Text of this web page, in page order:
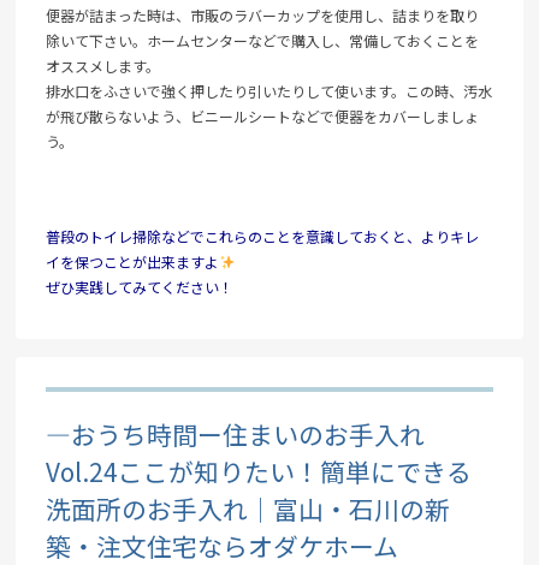
便器が詰まった時は、市販のラバーカップを使用し、詰まりを取り
除いて下さい。ホームセンターなどで購入し、常備しておくことを
オススメします。
排水口をふさいで強く押したり引いたりして使います。この時、汚水
が飛び散らないよう、ビニールシートなどで便器をカバーしましょ
う。
普段のトイレ掃除などでこれらのことを意識しておくと、よりキレ
イを保つことが出来ますよ
ぜひ実践してみてください！
―おうち時間ー住まいのお手入れ
Vol.24ここが知りたい！簡単にできる
洗面所のお手入れ｜富山・石川の新
築・注文住宅ならオダケホーム